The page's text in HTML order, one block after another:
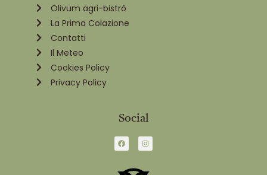
Olivum agri-bistrò
La Prima Colazione
Contatti
Il Meteo
Cookies Policy
Privacy Policy
Social